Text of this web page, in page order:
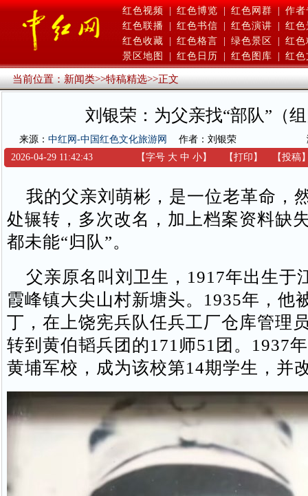
红色视频 | 红色博览 | 红色网群 | 作者
红色联播
红色书信 红色演讲
红色
红色收藏
红色格言 绿色景区
红色
景区地图
红色日历 红色图库 红色
当前位置：新闻类>>特稿精选>>正文
刘银荣：为父亲找“部队”（
来源： 中红网-中国红色文化旅游网 作者：刘银荣
2026-04-29 11:42:43
【字号 大 中 小】 【打印 】 【投稿
我的父亲刘萌彬，是一位老革命，
处辗转，多次改名，加上档案资料缺
都未能“归队”。
父亲原名叫刘卫生，1917年出生于
霞峰镇大尖山村新塘头。1935年，他
丁，在上饶宪兵队任兵工厂仓库管理
转到黄伯韬兵团的171师51团。1937
黄埔军校，成为该校第14期学生，并